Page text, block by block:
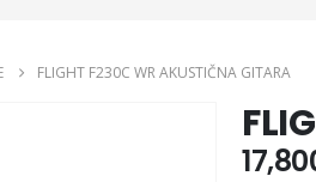
FLIGHT F230C WR AKUSTIČNA GITARA